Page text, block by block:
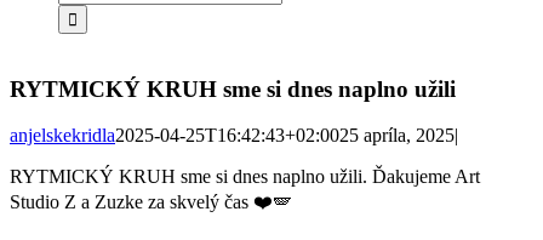
RYTMICKÝ KRUH sme si dnes naplno užili
anjelskekridla2025-04-25T16:42:43+02:0025 apríla, 2025|
RYTMICKÝ KRUH sme si dnes naplno užili. Ďakujeme Art
Studio Z a Zuzke za skvelý čas ❤️🪽